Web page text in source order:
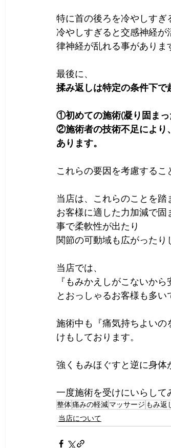
特に首の後ろを冷やしすぎ
冷やしすぎると交感神経が
律神経が乱れる事がありま
最後に、
揉み返しは特定の条件下で
①初めての施術(凝り固ま
②施術者の技術不足により
あります。
これらの要因を考慮するこ
当店は、これらのことを踏
お客様に適した力加減で
事で柔軟性が出たり
関節の可動域も広がったり
当店では、
『もみかえしがこないから
とおっしゃるお客様も多い
施術中も『痛気持ちよい
けもしております。
強くもみほぐすと逆に身体
一度施術を受けにいらし
整体痛みの軽減マッサージ もみ返
当店について